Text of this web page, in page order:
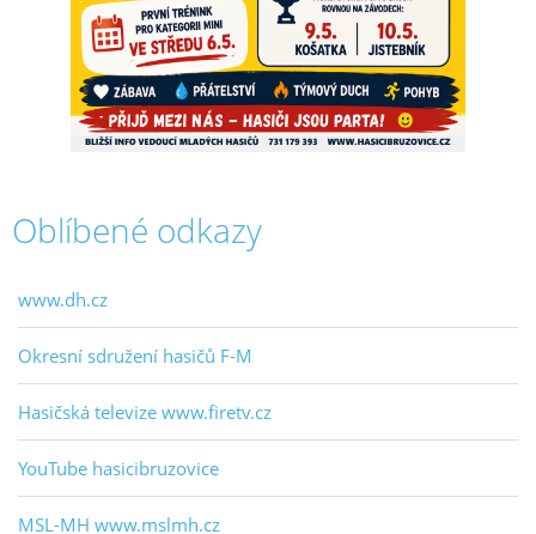
Oblíbené odkazy
www.dh.cz
Okresní sdružení hasičů F-M
Hasičská televize www.firetv.cz
YouTube hasicibruzovice
MSL-MH www.mslmh.cz